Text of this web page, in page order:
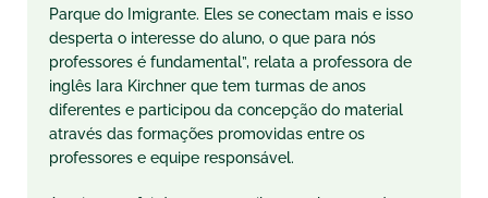
Parque do Imigrante. Eles se conectam mais e isso
desperta o interesse do aluno, o que para nós
professores é fundamental”, relata a professora de
inglês Iara Kirchner que tem turmas de anos
diferentes e participou da concepção do material
através das formações promovidas entre os
professores e equipe responsável.